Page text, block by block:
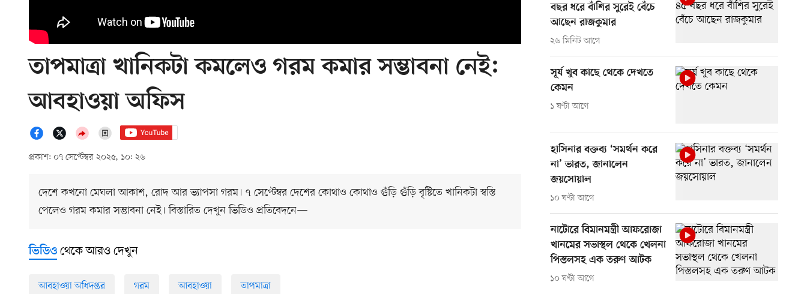
তাপমাত্রা খানিকটা কমলেও গরম কমার সম্ভাবনা নেই:
আবহাওয়া অফিস
প্রকাশ: ০৭ সেপ্টেম্বর ২০২৫, ১০: ২৬
দেশে কখনো মেঘলা আকাশ, রোদ আর ভ্যাপসা গরম। ৭ সেপ্টেম্বর দেশের কোথাও কোথাও গুঁড়ি গুঁড়ি বৃষ্টিতে খানিকটা স্বস্তি
পেলেও গরম কমার সম্ভাবনা নেই। বিস্তারিত দেখুন ভিডিও প্রতিবেদনে—
বছর ধরে বাঁশির সুরেই বেঁচে
আছেন রাজকুমার
২৬ মিনিট আগে
সূর্য খুব কাছে থেকে দেখতে
কেমন
১ ঘণ্টা আগে
হাসিনার বক্তব্য ‘সমর্থন করে
না’ ভারত, জানালেন
জয়সোয়াল
১০ ঘণ্টা আগে
নাটোরে বিমানমন্ত্রী আফরোজা
খানমের সভাস্থল থেকে খেলনা
পিস্তলসহ এক তরুণ আটক
১০ ঘণ্টা আগে
ভিডিও থেকে আরও দেখুন
আবহাওয়া অধিদপ্তর গরম আবহাওয়া তাপমাত্রা